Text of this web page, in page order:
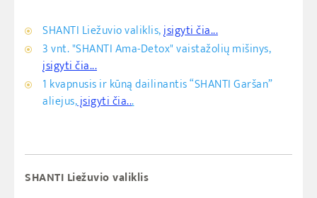
DOVANU PAKETAI
DELUX SPA & RESORT
ONLINE DOVANOS
SHANTI Liežuvio valiklis,įsigyti čia...
3 vnt. "SHANTI Ama-Detox" vaistažolių mišinys,
įsigyti čia...
1 kvapnusis ir kūną dailinantis “SHANTI Garšan”
aliejus,įsigyti čia...
SHANTI Liežuvio valiklis